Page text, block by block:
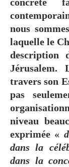
nous
laquelle le
description
travers son
pas
niveau
exprimée «
dans la
dans la